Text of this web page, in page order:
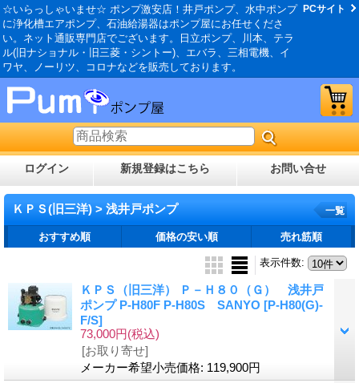
☆いらっしゃいませ☆ ポンプ激安店！井戸ポンプ、水中ポンプ
に浄化槽エアポンプ、石油給湯器はポンプ屋にお任せくださ
い。ネット通販専門店でございます。日立ポンプ、川本、テラ
ル(旧ナショナル・旧三菱・シントー)、エバラ、三相電機、イ
ワヤ、ノーリツ、コロナなどを販売しております。
PCサイト
ログイン 新規登録はこちら お問い合せ
ＫＰＳ(旧三洋) > 浅井戸ポンプ 一覧
おすすめ順 価格の安い順 売れ筋順
表示件数:
ＫＰＳ（旧三洋） Ｐ－Ｈ８０（Ｇ） 浅井戸
ポンプ P-H80F P-H80S SANYO [P-H80(G)-
F/S]
73,000円(税込)
[お取り寄せ]
メーカー希望小売価格: 119,900円